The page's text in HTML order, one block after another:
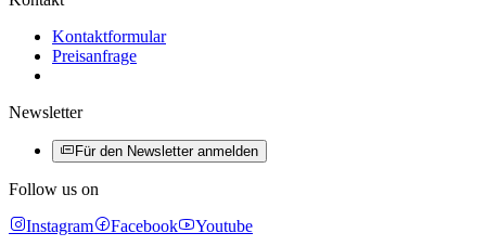
Kontaktformular
Preisanfrage
Newsletter
Für den Newsletter anmelden
Follow us on
Instagram
Facebook Youtube